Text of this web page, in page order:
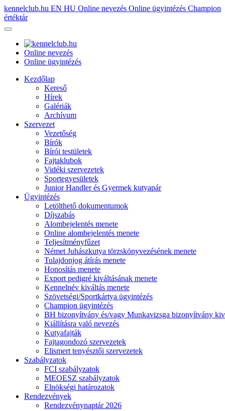
kennelclub.hu EN HU Online nevezés Online ügyintézés Champion
értéktár
Online nevezés
Online ügyintézés
Kezdőlap
Kereső
Hírek
Galériák
Archívum
Szervezet
Vezetőség
Bírók
Bírói testületek
Fajtaklubok
Vidéki szervezetek
Sportegyesületek
Junior Handler és Gyermek kutyapár
Ügyintézés
Letölthető dokumentumok
Díjszabás
Alombejelentés menete
Online alombejelentés menete
Teljesítményfűzet
Német Juhászkutya törzskönyvezésének menete
Tulajdonjog átírás menete
Honosítás menete
Export pedigré kiváltásának menete
Kennelnév kiváltás menete
Szövetségi/Sportkártya ügyintézés
Champion ügyintézés
BH bizonyítvány és/vagy Munkavizsga bizonyítvány
Kiállításra való nevezés
Kutyafajták
Fajtagondozó szervezetek
Elismert tenyésztői szervezetek
Szabályzatok
FCI szabályzatok
MEOESZ szabályzatok
Elnökségi határozatok
Rendezvények
Rendezvénynaptár 2026